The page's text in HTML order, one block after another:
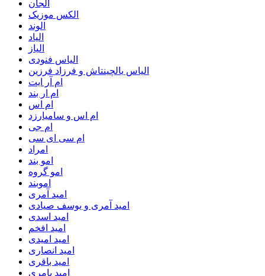
الجان
الکس موزیک
الوند
الیاد
الیاز
الیاس فنودی
الیاس یالچینتاش و فرزاد فرزین
ام آر ایت
ام‌ ار بند
ام اس
ام اس و سامیارزد
ام جی
ام سی ای سی
امراد
امو بند
امو گروه
اموبند
امید آمری
امید آمری و یوسف صیادی
امید اسدی
امید افخم
امید امیدی
امید انصاری
امید باقری
امید بامری